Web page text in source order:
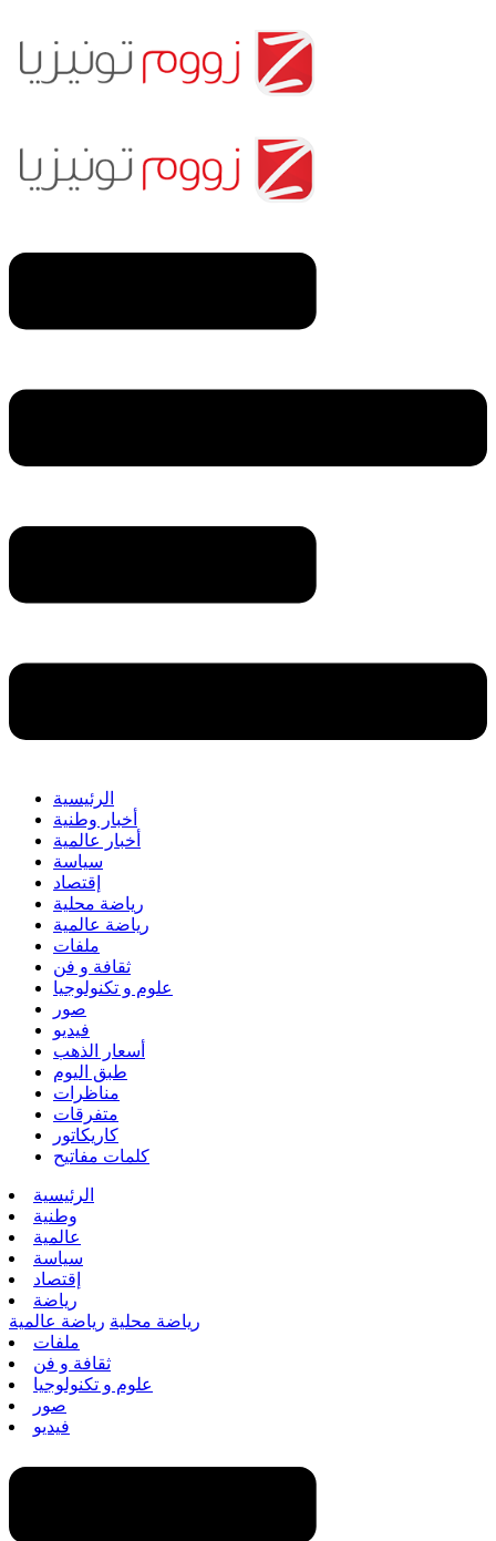
الرئيسية
أخبار وطنية
أخبار عالمية
سياسة
إقتصاد
رياضة محلية
رياضة عالمية
ملفات
ثقافة و فن
علوم و تكنولوجيا
صور
فيديو
أسعار الذهب
طبق اليوم
مناظرات
متفرقات
كاريكاتور
كلمات مفاتيح
الرئيسية
وطنية
عالمية
سياسة
إقتصاد
رياضة
رياضة محلية رياضة عالمية
ملفات
ثقافة و فن
علوم و تكنولوجيا
صور
فيديو